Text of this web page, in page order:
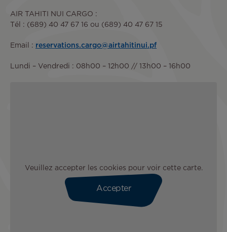
AIR TAHITI NUI CARGO :
Tél : (689) 40 47 67 16 ou (689) 40 47 67 15
Email : reservations.cargo@airtahitinui.pf
Lundi – Vendredi : 08h00 – 12h00 // 13h00 – 16h00
Veuillez accepter les cookies pour voir cette carte.
Accepter